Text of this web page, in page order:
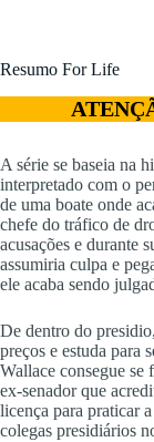
Resumo For Life
A série se baseia na
interpretado com o
de uma boate onde
chefe do tráfico de
acusações e durante
assumiria culpa e
ele acaba sendo
De dentro do
preços e estuda para
Wallace consegue se
ex-senador que
licença para praticar
colegas presidiários